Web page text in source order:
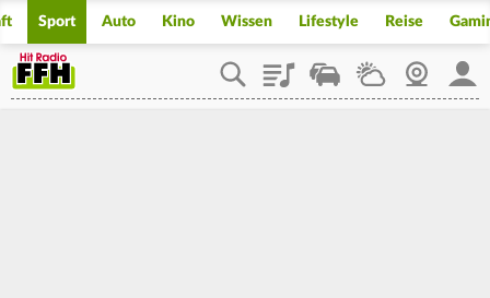
Sport Auto Kino Wissen Lifestyle Reise
PlaylistStaupilotWetterWebcam